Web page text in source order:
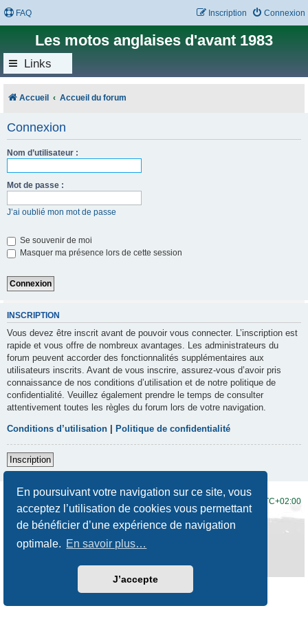
En poursuivant votre navigation sur ce site, vous
acceptez l’utilisation de cookies vous permettant
de bénéficier d’une expérience de navigation
optimale. En savoir plus…
J’accepte
FAQ Connexion
Inscription
Les motos anglaises d'avant 1983
Links
Accueil Accueil du forum
Connexion
Nom d’utilisateur :
Mot de passe :
J’ai oublié mon mot de passe
Se souvenir de moi
Masquer ma présence lors de cette session
INSCRIPTION
Vous devez être inscrit avant de pouvoir vous connecter. L’inscription est
rapide et vous offre de nombreux avantages. Les administrateurs du
forum peuvent accorder des fonctionnalités supplémentaires aux
utilisateurs inscrits. Avant de vous inscrire, assurez-vous d’avoir pris
connaissance de nos conditions d’utilisation et de notre politique de
confidentialité. Veuillez également prendre le temps de consulter
attentivement toutes les règles du forum lors de votre navigation.
Conditions d’utilisation Politique de confidentialité
Inscription
UTC+02:00
Développé par phpBB® Forum Software © phpBB Limited
Traduction française officielle
Prosilver New Edition
Confidentialité|Conditions